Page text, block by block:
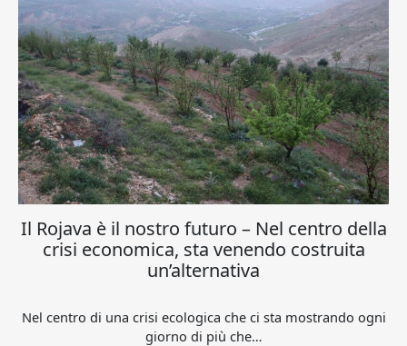
Il Rojava è il nostro futuro – Nel centro della
crisi economica, sta venendo costruita
un’alternativa
Nel centro di una crisi ecologica che ci sta mostrando ogni
giorno di più che…